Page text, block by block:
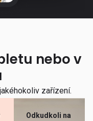
nebo v
zařízení.
Odkudkoli na